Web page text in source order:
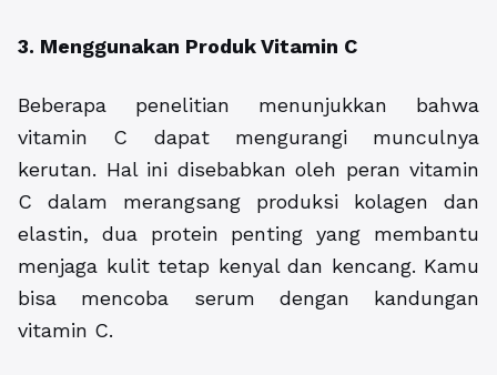
3. Menggunakan Produk Vitamin C
Beberapa penelitian menunjukkan bahwa
vitamin C dapat mengurangi munculnya
kerutan. Hal ini disebabkan oleh peran vitamin
C dalam merangsang produksi kolagen dan
elastin, dua protein penting yang membantu
menjaga kulit tetap kenyal dan kencang. Kamu
bisa mencoba serum dengan kandungan
vitamin C.